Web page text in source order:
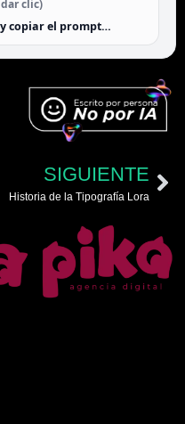
clic)
copiar el prompt…
SIGUIENTE
Historia de la Tipografía Lora